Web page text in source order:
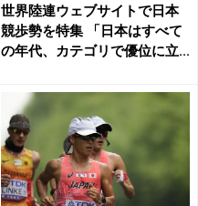
世界陸連ウェブサイトで日本
競歩勢を特集 「日本はすべて
の年代、カテゴリで優位に立...